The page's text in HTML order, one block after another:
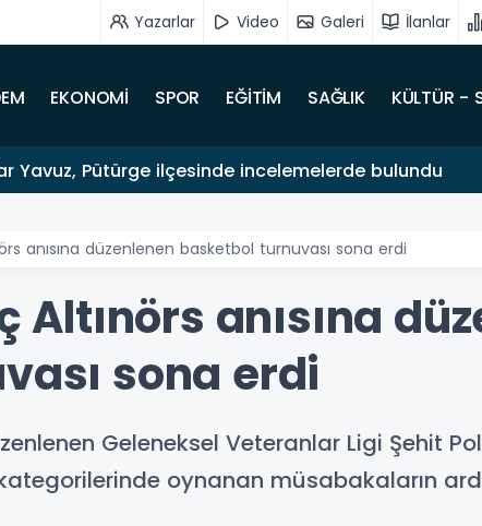
Yazarlar Video Galeri İlanlar
EKONOMİ SPOR EĞİTİM SAĞLIK KÜLTÜR -
Yavuz, Pütürge ilçesinde incelemelerde bulundu
anısına düzenlenen basketbol turnuvası sona erdi
Altınörs anısına
sona erdi
Geleneksel Veteranlar Ligi Şehit
oynanan müsabakaların